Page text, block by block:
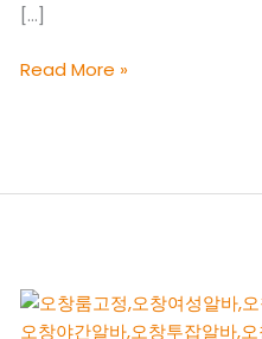
[…]
대
RYBOY3500
청
Read More »